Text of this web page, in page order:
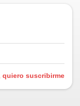
quiero suscribirme